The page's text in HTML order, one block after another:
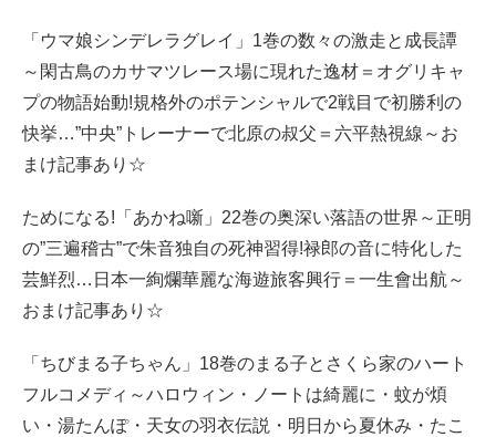
「ウマ娘シンデレラグレイ」1巻の数々の激走と成長譚
～閑古鳥のカサマツレース場に現れた逸材＝オグリキャ
プの物語始動!規格外のポテンシャルで2戦目で初勝利の
快挙…”中央”トレーナーで北原の叔父＝六平熱視線～お
まけ記事あり☆
ためになる!「あかね噺」22巻の奥深い落語の世界～正明
の”三遍稽古”で朱音独自の死神習得!禄郎の音に特化した
芸鮮烈…日本一絢爛華麗な海遊旅客興行＝一生會出航～
おまけ記事あり☆
「ちびまる子ちゃん」18巻のまる子とさくら家のハート
フルコメディ～ハロウィン・ノートは綺麗に・蚊が煩
い・湯たんぽ・天女の羽衣伝説・明日から夏休み・たこ